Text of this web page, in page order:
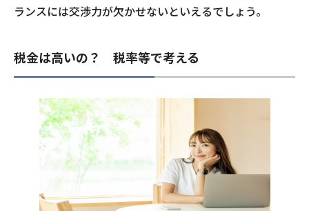
ランスには交渉力が欠かせないといえるでしょう。
税金は高いの？ 税率等で考える